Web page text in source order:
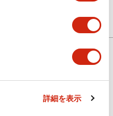
詳細を表示